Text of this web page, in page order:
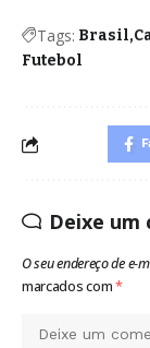
Tags: Brasil
Futebol
Deixe
O seu endereço de e-
marcados com*